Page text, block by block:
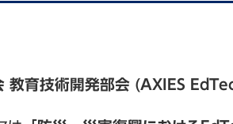
教育技術開発部会 (AXIES